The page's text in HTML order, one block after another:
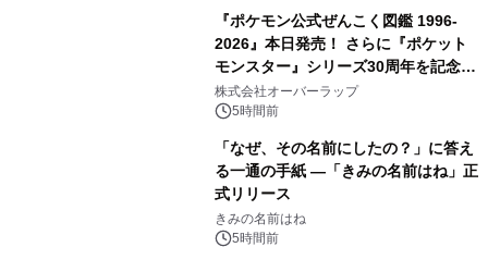
『ポケモン公式ぜんこく図鑑 1996-
2026』本日発売！ さらに『ポケット
モンスター』シリーズ30周年を記念し
た画集『ポケットモンスター ビジュア
ルアートブック』の発売決定！ 2026
株式会社オーバーラップ
5時間前
「なぜ、その名前にしたの？」に答え
る一通の手紙 ―「きみの名前はね」正
式リリース
きみの名前はね
5時間前